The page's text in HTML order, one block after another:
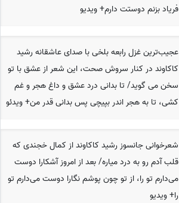
فریاد بزنم دوستت دارم+ ویدیو
عجیب‌ترین غزل رابعه بلخی با صدای عاشقانه رشید
کاکاوند در کنار سروش صحت، این شعر از عشق با تو
سخن می گوید/ تا بدانی درد عشق و داغ هجر و غم
کشی، تا به هجر اندر بپیچی پس بدانی قدر من+ ویدئو
شعرخوانی جانسوز رشید کاکاوند از کمال خجندی که
قلب آدم رو به درد میاره/ بعد از امروز آشکارا دوست
می‌دارم تو را، از تو چون پوشم نگارا دوست می‌دارم تو
را+ ویدیو